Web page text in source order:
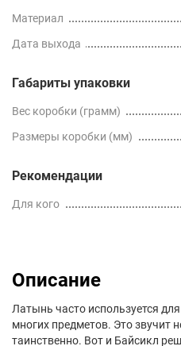
Материал
Дата выхода
Габариты упаковки
Вес коробки (грамм)
Размеры коробки (мм)
Рекомендации
Для кого
Описание
Латынь часто используется
многих предметов. Это звучит
таинственно. Вот и Байсикл